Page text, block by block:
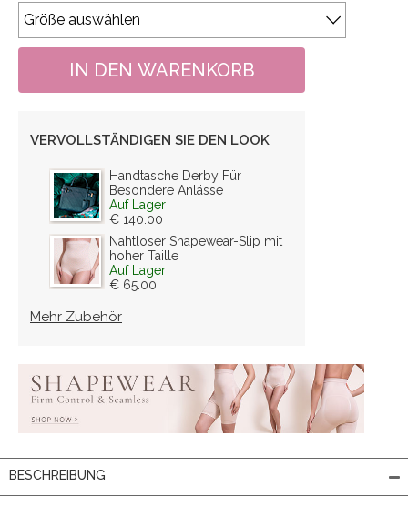
VERVOLLSTÄNDIGEN SIE DEN LOOK
Handtasche Derby Für
Besondere Anlässe
Auf Lager
€ 140.00
Nahtloser Shapewear-Slip mit
hoher Taille
Auf Lager
€ 65.00
Mehr Zubehör
BESCHREIBUNG